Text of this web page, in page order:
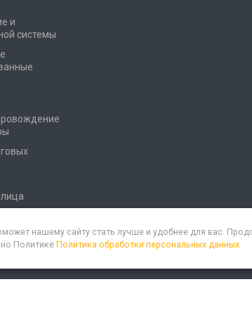
и
системы
нашему сайту стать лучше и удобнее для вас.
ПолитикеПолитика обработки персональных данных